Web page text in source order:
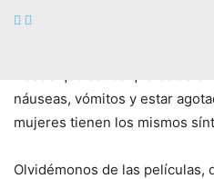
No debes preocuparte.
náuseas, vómitos y estar
mujeres tienen los mismos
Olvidémonos de las películas,